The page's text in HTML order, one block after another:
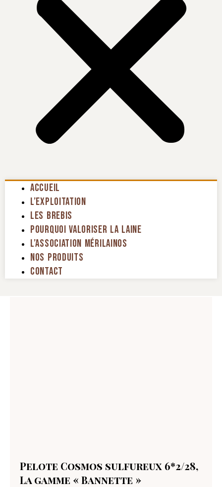
Accueil
L’exploitation
Les Brebis
Pourquoi Valoriser La Laine
L’association Mérilainos
Nos Produits
Contact
Pelote Cosmos sulfureux 6*2/28,
La gamme « Bannette »